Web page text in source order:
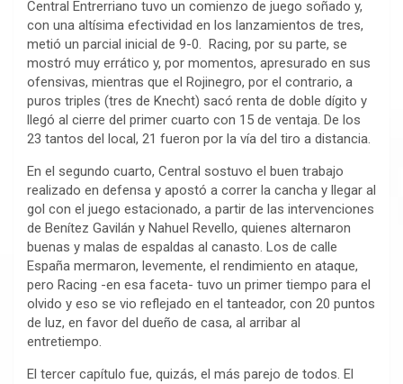
Central Entrerriano tuvo un comienzo de juego soñado y,
con una altísima efectividad en los lanzamientos de tres,
metió un parcial inicial de 9-0. Racing, por su parte, se
mostró muy errático y, por momentos, apresurado en sus
ofensivas, mientras que el Rojinegro, por el contrario, a
puros triples (tres de Knecht) sacó renta de doble dígito y
llegó al cierre del primer cuarto con 15 de ventaja. De los
23 tantos del local, 21 fueron por la vía del tiro a distancia.
En el segundo cuarto, Central sostuvo el buen trabajo
realizado en defensa y apostó a correr la cancha y llegar al
gol con el juego estacionado, a partir de las intervenciones
de Benítez Gavilán y Nahuel Revello, quienes alternaron
buenas y malas de espaldas al canasto. Los de calle
España mermaron, levemente, el rendimiento en ataque,
pero Racing -en esa faceta- tuvo un primer tiempo para el
olvido y eso se vio reflejado en el tanteador, con 20 puntos
de luz, en favor del dueño de casa, al arribar al
entretiempo.
El tercer capítulo fue, quizás, el más parejo de todos. El